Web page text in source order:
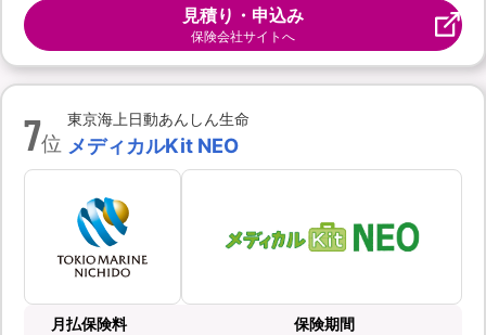
見積り・申込み
保険会社サイトへ
7位
東京海上日動あんしん生命
メディカルKit NEO
月払保険料 保険期間